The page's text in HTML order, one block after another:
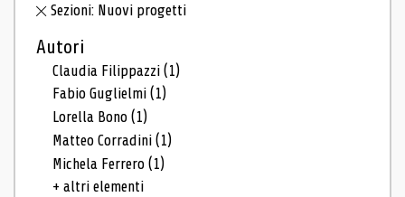
Sezioni: Nuovi progetti
Autori
Claudia Filippazzi(1)
Fabio Guglielmi(1)
Lorella Bono(1)
Matteo Corradini(1)
Michela Ferrero(1)
+ altri elementi